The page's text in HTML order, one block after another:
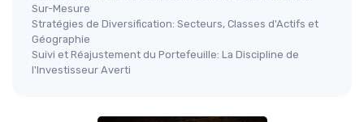
Sur-Mesure
Stratégies de Diversification: Secteurs, Classes d'Actifs et
Géographie
Suivi et Réajustement du Portefeuille: La Discipline de
l'Investisseur Averti